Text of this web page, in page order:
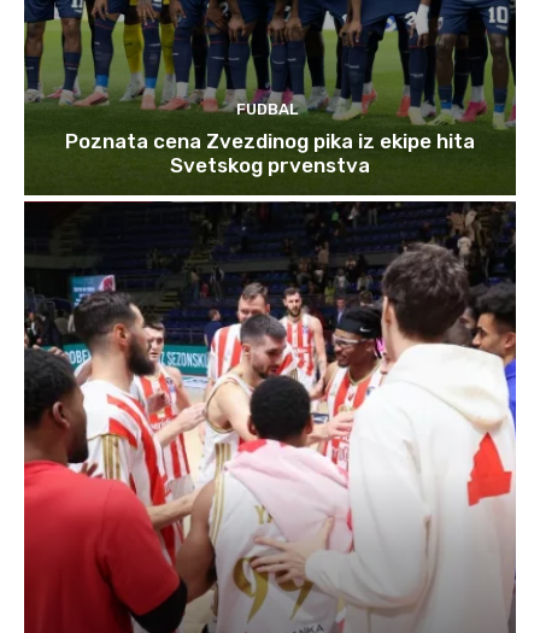
FUDBAL
Poznata cena Zvezdinog pika iz ekipe hita
Svetskog prvenstva